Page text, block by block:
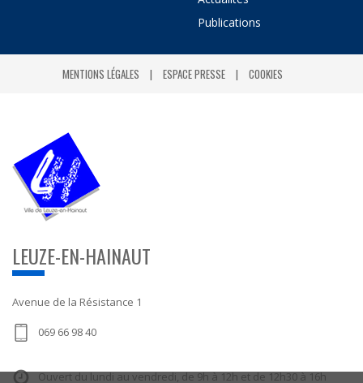
Publications
MENTIONS LÉGALES ESPACE PRESSE COOKIES
LEUZE-EN-HAINAUT
Avenue de la Résistance 1
069 66 98 40
Ouvert du lundi au vendredi, de 9h à 12h et de 12h30 à 16h